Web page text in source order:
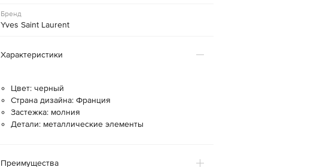
Бренд
Yves Saint Laurent
Характеристики
Цвет: черный
Страна дизайна: Франция
Застежка: молния
Детали: металлические элементы
Преимущества